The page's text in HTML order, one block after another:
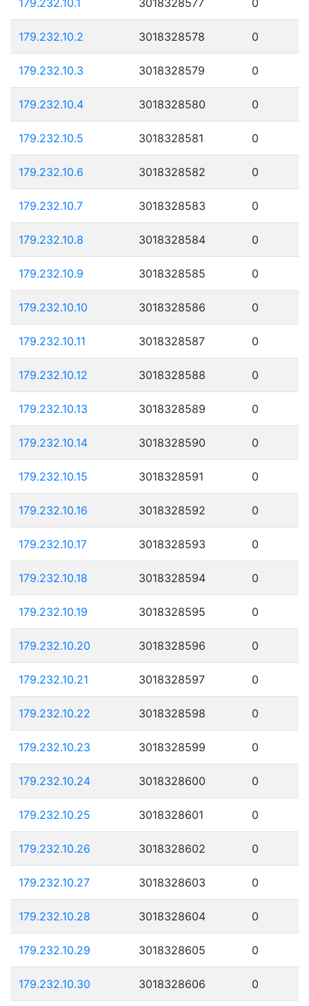
179.232.10.2 3018328578 0
179.232.10.3 3018328579 0
179.232.10.4 3018328580 0
179.232.10.5 3018328581 0
179.232.10.6 3018328582 0
179.232.10.7 3018328583 0
179.232.10.8 3018328584 0
179.232.10.9 3018328585 0
179.232.10.10 3018328586 0
179.232.10.11 3018328587 0
179.232.10.12 3018328588 0
179.232.10.13 3018328589 0
179.232.10.14 3018328590 0
179.232.10.15 3018328591 0
179.232.10.16 3018328592 0
179.232.10.17 3018328593 0
179.232.10.18 3018328594 0
179.232.10.19 3018328595 0
179.232.10.20 3018328596 0
179.232.10.21 3018328597 0
179.232.10.22 3018328598 0
179.232.10.23 3018328599 0
179.232.10.24 3018328600 0
179.232.10.25 3018328601 0
179.232.10.26 3018328602 0
179.232.10.27 3018328603 0
179.232.10.28 3018328604 0
179.232.10.29 3018328605 0
179.232.10.30 3018328606 0